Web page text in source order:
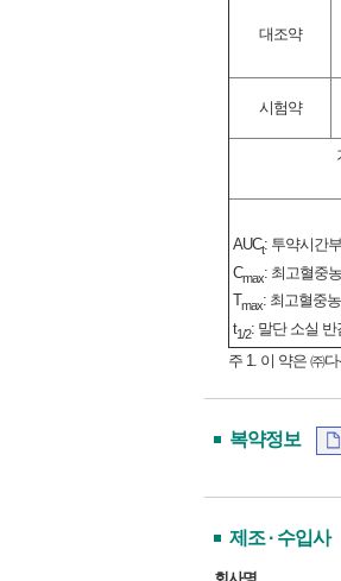
대조약
시험약
AUCt: 투약시간
Cmax: 최고혈중
Tmax: 최고혈중
t1/2: 말단 소실 반
주 1. 이 약은 ㈜
복약정보
제조 · 수입사